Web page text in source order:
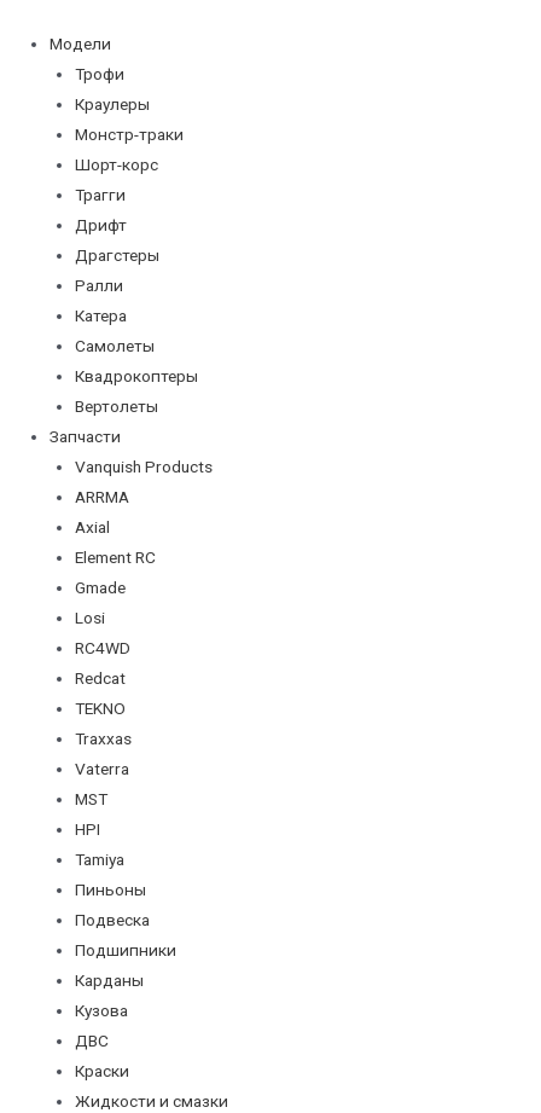
Модели
Трофи
Краулеры
Монстр-траки
Шорт-корс
Трагги
Дрифт
Драгстеры
Ралли
Катера
Самолеты
Квадрокоптеры
Вертолеты
Запчасти
Vanquish Products
ARRMA
Axial
Element RC
Gmade
Losi
RC4WD
Redcat
TEKNO
Traxxas
Vaterra
MST
HPI
Tamiya
Пиньоны
Подвеска
Подшипники
Карданы
Кузова
ДВС
Краски
Жидкости и смазки